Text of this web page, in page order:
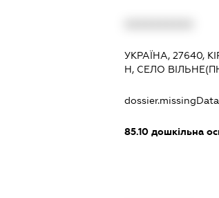
УКРАЇНА, 27640,
Н, СЕЛО
dossier.missingData
85.10дошкільна